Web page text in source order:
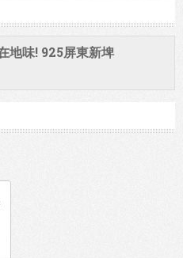
地味! 925屏東新埤